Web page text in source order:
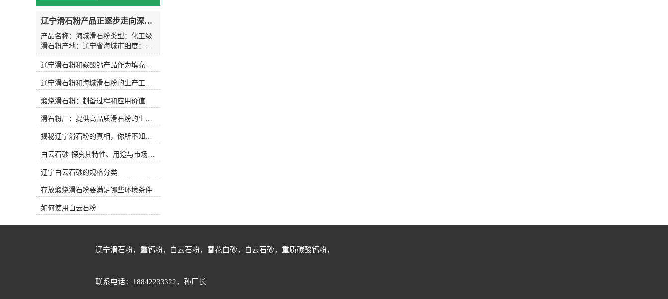
类型：滑石粉，海城滑石粉，辽宁滑
石粉，煅烧滑石粉，产地：辽宁省海
城市,二氧化硅含量：20-60%,白度：
80%-95%,氧化镁含量：30%,允许误
差：1kg,包装规格：25公斤塑料编织
袋，25公斤白色纸袋。符合标准：企
业标准,氧化钙：0.5%,三氧化二铁：
0.4%,CAS:14807-96-6海城市牌楼镇守
辽宁省海城市，我厂是以经营滑石粉
和重钙粉系列产品为主，生产并销
售：滑石粉，重钙粉，白云石粉，方
解石粉，雪花白砂、白云石砂等系列
产品。我厂坐落在辽宁省海城市牌楼
镇工业区，距沈大高速公路入口仅五
汽运和海运等物流运输十分便利。 辽
里储藏有白度高、纯度高、品质优的
滑石和白云石以及方解石等非金属矿
产品系列矿石原矿。系列矿石经雷蒙
磨粉机加工进行细度分级以后可以生
粉机高转数加工分级以后可以生产
和纯度高的矿石经制砂机可以生产出
辽宁滑石粉产品正逐步走向深加工市场，提升产品的附加值用来供应不同用途的客户需求。
产品名称：海城滑石粉类型：化工级
滑石粉产地：辽宁省海城市细度：
200目-3000目二氧化硅含量：20-60%
白度：80-96氧化镁含量：30%允许误
公斤，25公斤细度：800目氧化钙：
0.5%三氧化二铁：0.2%三氧化二铝：
0.3%水分：0.4%海城市牌楼镇守信矿
产品加工厂是以经营滑石粉、白云石
粉和重钙粉系列产品为主，生产并销
售：滑石粉，重钙粉，白云石粉，方
解石粉，雪花白砂、白云石砂等系列
产品。我厂坐落在辽宁省海城市牌楼
里左右，紧邻鲅鱼圈港和大连港，汽
运和海运等物流运输非常便利。辽宁
海城有着滑石之乡的美称，这里储藏
有白度高、纯度高、品质优的滑石和
白云石以及方解石等非金属矿产品系
列矿石原矿。系列矿石经雷蒙磨粉机
目-800目的粉体；矿石如果采用目前
市场常用的超细粉碎设备气流磨粉机
石等原矿进行筛选以后采用白度和纯
辽宁滑石粉和碳酸钙产品作为填充料的使用效果和用途有什么区别
辽宁滑石粉和海城滑石粉的生产工艺和用途有什么区别？
煅烧滑石粉：制备过程和应用价值
滑石粉厂：提供高品质滑石粉的生产厂家
揭秘辽宁滑石粉的真相，你所不知道的事实！
白云石砂-探究其特性、用途与市场前景
辽宁白云石砂的规格分类
存放煅烧滑石粉要满足哪些环境条件
如何使用白云石粉
辽宁滑石粉，重钙粉，白云石粉，雪花白砂，白云石砂，重质碳酸钙粉，
联系电话：18842233322，孙厂长